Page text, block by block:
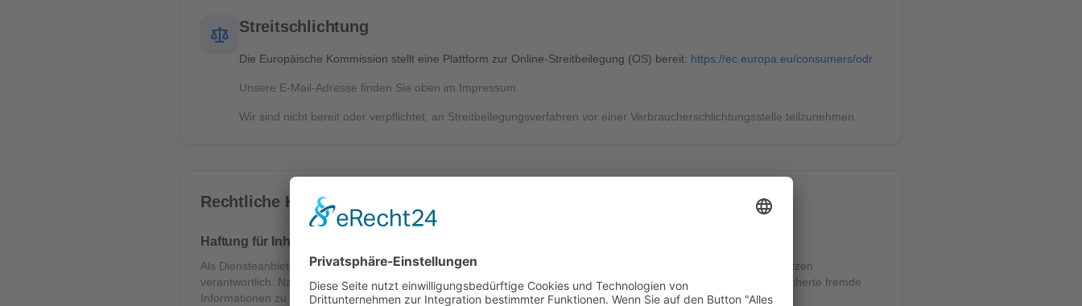
Streitschlichtung
Die Europäische Kommission stellt eine Plattform zur Online-Streitbeilegung (OS) bereit: https://ec.europa.eu/consumers/odr
Unsere E-Mail-Adresse finden Sie oben im Impressum.
Wir sind nicht bereit oder verpflichtet, an Streitbeilegungsverfahren vor einer Verbraucherschlichtungsstelle teilzunehmen.
Rechtliche Hinweise
Haftung für Inhalte
Als Diensteanbieter sind wir gemäß § 7 Abs.1 TMG für eigene Inhalte auf diesen Seiten nach den allgemeinen Gesetzen
verantwortlich. Nach §§ 8 bis 10 TMG sind wir als Diensteanbieter jedoch nicht verpflichtet, übermittelte oder gespeicherte fremde
Informationen zu überwachen oder nach Umständen zu forschen, die auf eine rechtswidrige Tätigkeit hinweisen.